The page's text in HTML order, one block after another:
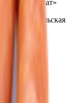
Гомельская